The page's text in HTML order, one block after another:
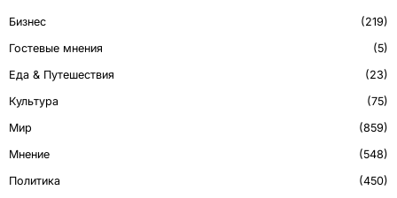
Бизнес
219
Гостевые мнения
5
Еда & Путешествия
23
Культура
75
Мир
859
Мнение
548
Политика
450